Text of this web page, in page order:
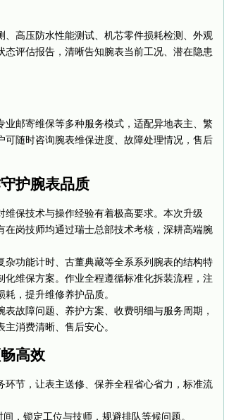
高压防水性能测试、机芯零件损耗检测、外观
评估报告，清晰告知腕表当前工况、潜在隐患
邮寄维保等多种服务模式，适配异地表主、繁
随时咨询腕表维保进度、故障处理情况，售后
护腕表品质
保技术与操作经验有着极高要求。本次升级
岗技师均通过瑞士总部技术考核，深耕高端腕
功能计时、古董典藏等全系系列腕表的结构特
维保方案。作业全程遵循标准化拆装流程，注
，提升维修养护品质。
故障问题、养护方案、收费明细与服务周期，
消费清晰、售后安心。
高效
节，让表主送修、保养全程省心省力，标准流
，锁定工位与技师，规避排队等候问题。